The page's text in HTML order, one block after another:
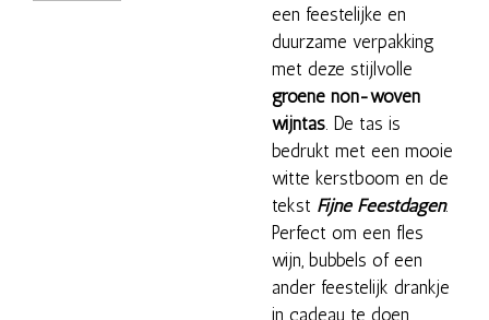
een feestelijke en
duurzame verpakking
met deze stijlvolle
groene non-woven
wijntas. De tas is
bedrukt met een mooie
witte kerstboom en de
tekst Fijne Feestdagen.
Perfect om een fles
wijn, bubbels of een
ander feestelijk drankje
in cadeau te doen